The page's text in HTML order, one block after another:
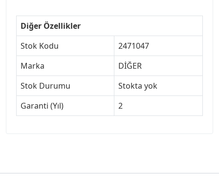
Diğer Özellikler
Stok Kodu
2471047
Marka
DİĞER
Stok Durumu
Stokta yok
Garanti (Yıl)
2